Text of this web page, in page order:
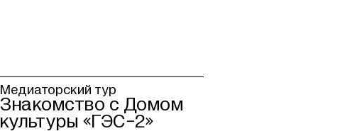
Медиаторский тур
Знакомство с Домом
культуры «ГЭС-2»